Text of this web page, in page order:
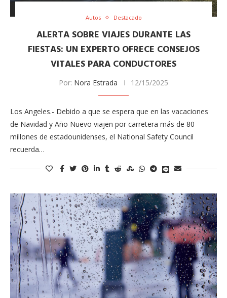
Autos Destacado
ALERTA SOBRE VIAJES DURANTE LAS
FIESTAS: UN EXPERTO OFRECE CONSEJOS
VITALES PARA CONDUCTORES
Por: Nora Estrada 12/15/2025
Los Angeles.- Debido a que se espera que en las vacaciones
de Navidad y Año Nuevo viajen por carretera más de 80
millones de estadounidenses, el National Safety Council
recuerda…